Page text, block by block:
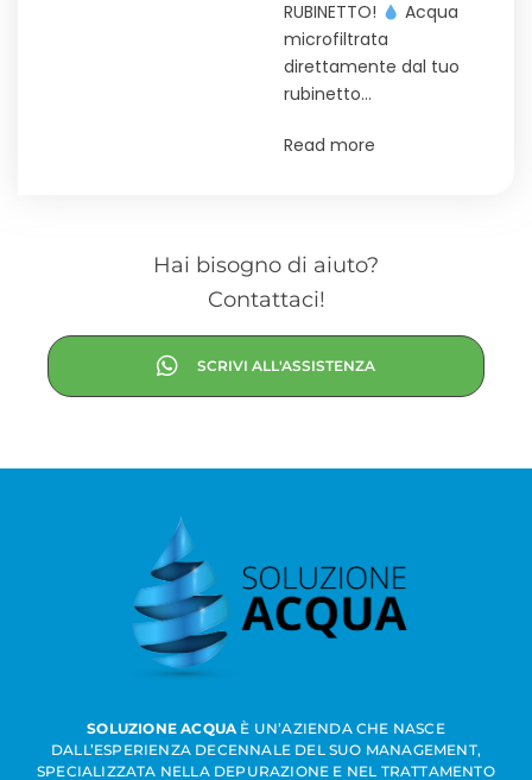
RUBINETTO!
Acqua
microfiltrata
direttamente dal tuo
rubinetto…
Read more
Hai bisogno di aiuto?
Contattaci!
SCRIVI ALL'ASSISTENZA
SOLUZIONE ACQUA È UN’AZIENDA CHE NASCE
DALL’ESPERIENZA DECENNALE DEL SUO MANAGEMENT,
SPECIALIZZATA NELLA DEPURAZIONE E NEL TRATTAMENTO